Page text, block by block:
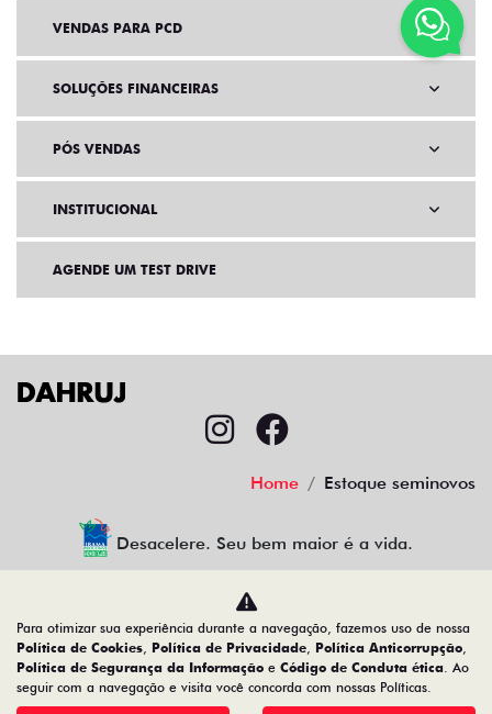
VENDAS PARA PCD
SOLUÇÕES FINANCEIRAS
PÓS VENDAS
INSTITUCIONAL
AGENDE UM TEST DRIVE
Home Estoque seminovos
Desacelere. Seu bem maior é a vida.
CMJ Comércio de Veículos Ltda
05.026.792/0024-83
Para otimizar sua experiência durante a navegação, fazemos uso de nossa
Política de Cookies, Política de Privacidade, Política Anticorrupção,
Política de Segurança da Informação e Código de Conduta ética. Ao
seguir com a navegação e visita você concorda com nossas Políticas.